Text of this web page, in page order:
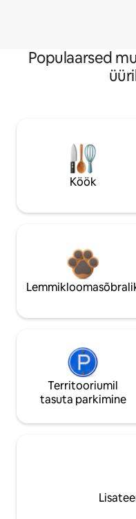
Populaarsed
Köök
Territooriumil
tasuta parkimine